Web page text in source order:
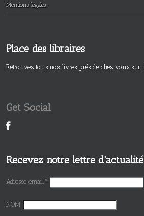
Mentions légales
Place des libraires
Retrouvez tous nos livres prés de chez vous sur :
Get Social
Recevez notre lettre d'actualité
Adresse email*
NOM